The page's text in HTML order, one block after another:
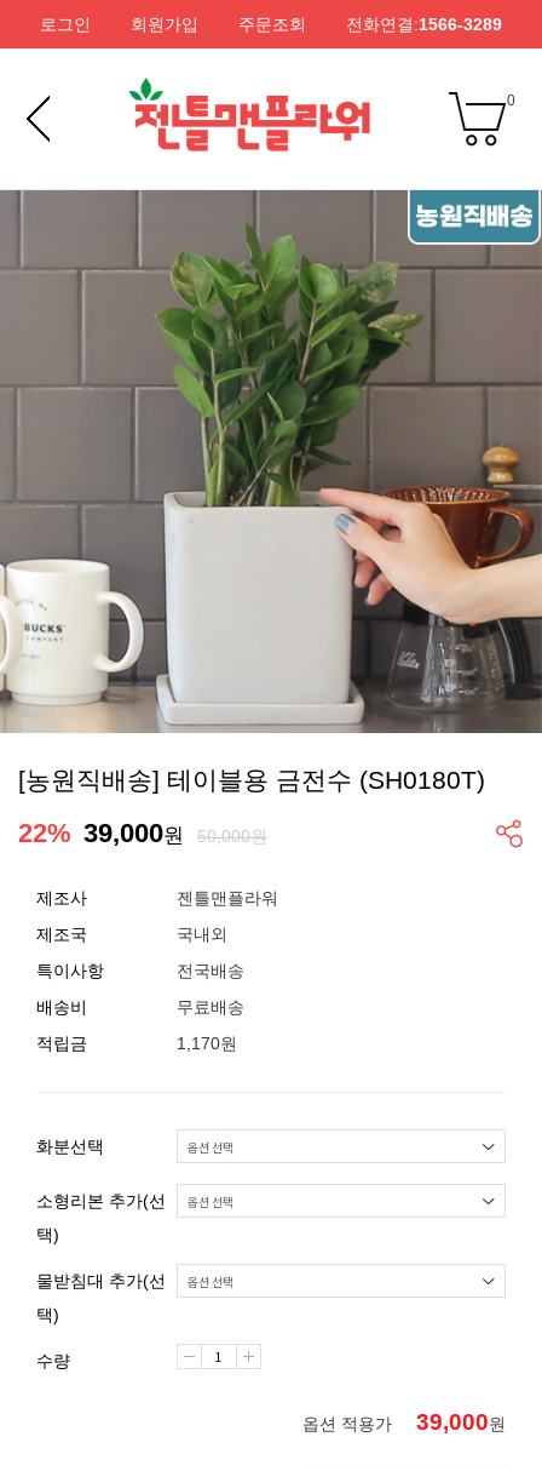
로그인 회원가입 주문조회 전화연결:1566-3289
0
[농원직배송] 테이블용 금전수 (SH0180T)
22% 39,000원 50,000원
제조사
젠틀맨플라워
제조국
국내외
특이사항
전국배송
배송비
무료배송
적립금
1,170원
화분선택
소형리본 추가(선
택)
물받침대 추가(선
택)
수량
옵션 적용가 39,000원